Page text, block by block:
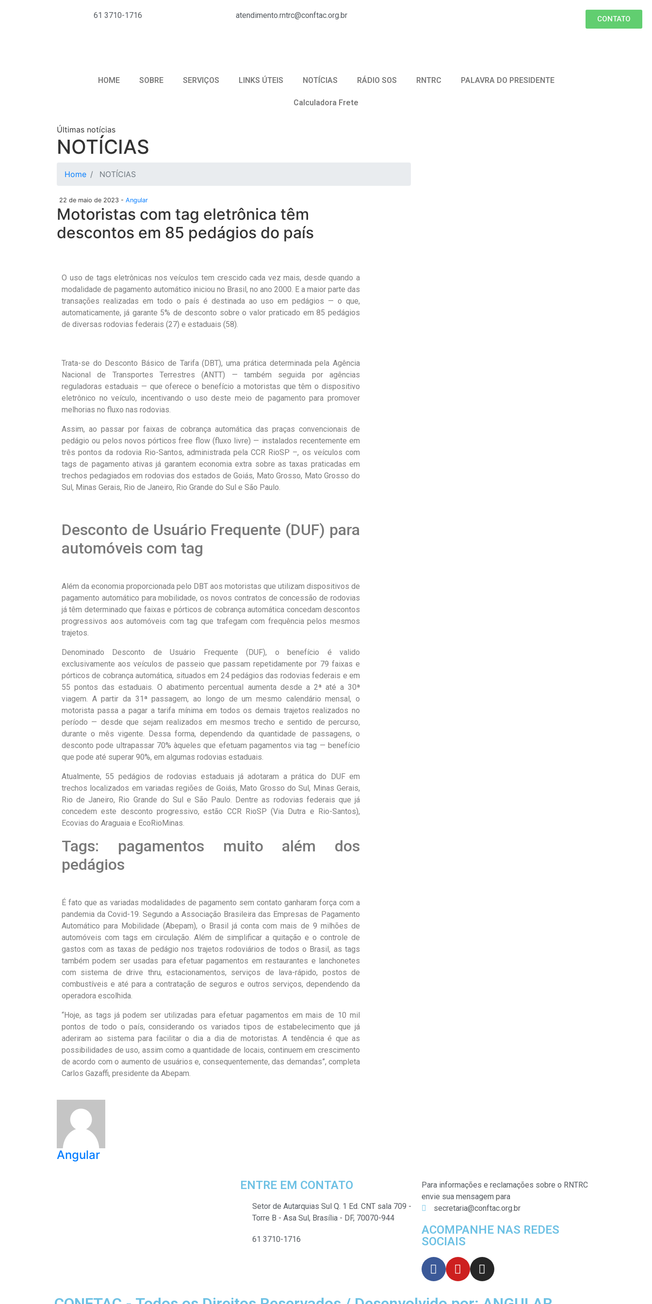
61 3710-1716 atendimento.rntrc@conftac.org.br CONTATO
HOME SOBRE SERVIÇOS LINKS ÚTEIS NOTÍCIAS RÁDIO SOS RNTRC PALAVRA DO PRESIDENTE
Calculadora Frete
Últimas notícias
NOTÍCIAS
Home NOTÍCIAS
22 de maio de 2023 - Angular
Motoristas com tag eletrônica têm
descontos em 85 pedágios do país
O uso de tags eletrônicas nos veículos tem crescido cada vez mais, desde quando a
modalidade de pagamento automático iniciou no Brasil, no ano 2000. E a maior parte das
transações realizadas em todo o país é destinada ao uso em pedágios — o que,
automaticamente, já garante 5% de desconto sobre o valor praticado em 85 pedágios
de diversas rodovias federais (27) e estaduais (58).
Trata-se do Desconto Básico de Tarifa (DBT), uma prática determinada pela Agência
Nacional de Transportes Terrestres (ANTT) — também seguida por agências
reguladoras estaduais — que oferece o benefício a motoristas que têm o dispositivo
eletrônico no veículo, incentivando o uso deste meio de pagamento para promover
melhorias no fluxo nas rodovias.
Assim, ao passar por faixas de cobrança automática das praças convencionais de
pedágio ou pelos novos pórticos free flow (fluxo livre) — instalados recentemente em
três pontos da rodovia Rio-Santos, administrada pela CCR RioSP –, os veículos com
tags de pagamento ativas já garantem economia extra sobre as taxas praticadas em
trechos pedagiados em rodovias dos estados de Goiás, Mato Grosso, Mato Grosso do
Sul, Minas Gerais, Rio de Janeiro, Rio Grande do Sul e São Paulo.
Desconto de Usuário Frequente (DUF) para
automóveis com tag
Além da economia proporcionada pelo DBT aos motoristas que utilizam dispositivos de
pagamento automático para mobilidade, os novos contratos de concessão de rodovias
já têm determinado que faixas e pórticos de cobrança automática concedam descontos
progressivos aos automóveis com tag que trafegam com frequência pelos mesmos
trajetos.
Denominado Desconto de Usuário Frequente (DUF), o benefício é valido
exclusivamente aos veículos de passeio que passam repetidamente por 79 faixas e
pórticos de cobrança automática, situados em 24 pedágios das rodovias federais e em
55 pontos das estaduais. O abatimento percentual aumenta desde a 2ª até a 30ª
viagem. A partir da 31ª passagem, ao longo de um mesmo calendário mensal, o
motorista passa a pagar a tarifa mínima em todos os demais trajetos realizados no
período — desde que sejam realizados em mesmos trecho e sentido de percurso,
durante o mês vigente. Dessa forma, dependendo da quantidade de passagens, o
desconto pode ultrapassar 70% àqueles que efetuam pagamentos via tag — benefício
que pode até superar 90%, em algumas rodovias estaduais.
Atualmente, 55 pedágios de rodovias estaduais já adotaram a prática do DUF em
trechos localizados em variadas regiões de Goiás, Mato Grosso do Sul, Minas Gerais,
Rio de Janeiro, Rio Grande do Sul e São Paulo. Dentre as rodovias federais que já
concedem este desconto progressivo, estão CCR RioSP (Via Dutra e Rio-Santos),
Ecovias do Araguaia e EcoRioMinas.
Tags: pagamentos muito além dos
pedágios
É fato que as variadas modalidades de pagamento sem contato ganharam força com a
pandemia da Covid-19. Segundo a Associação Brasileira das Empresas de Pagamento
Automático para Mobilidade (Abepam), o Brasil já conta com mais de 9 milhões de
automóveis com tags em circulação. Além de simplificar a quitação e o controle de
gastos com as taxas de pedágio nos trajetos rodoviários de todos o Brasil, as tags
também podem ser usadas para efetuar pagamentos em restaurantes e lanchonetes
com sistema de drive thru, estacionamentos, serviços de lava-rápido, postos de
combustíveis e até para a contratação de seguros e outros serviços, dependendo da
operadora escolhida.
“Hoje, as tags já podem ser utilizadas para efetuar pagamentos em mais de 10 mil
pontos de todo o país, considerando os variados tipos de estabelecimento que já
aderiram ao sistema para facilitar o dia a dia de motoristas. A tendência é que as
possibilidades de uso, assim como a quantidade de locais, continuem em crescimento
de acordo com o aumento de usuários e, consequentemente, das demandas”, completa
Carlos Gazaffi, presidente da Abepam.
Angular
ENTRE EM CONTATO
Setor de Autarquias Sul Q. 1 Ed. CNT sala 709 -
Torre B - Asa Sul, Brasília - DF, 70070-944
61 3710-1716
Para informações e reclamações sobre o RNTRC
envie sua mensagem para
secretaria@conftac.org.br
ACOMPANHE NAS REDES
SOCIAIS